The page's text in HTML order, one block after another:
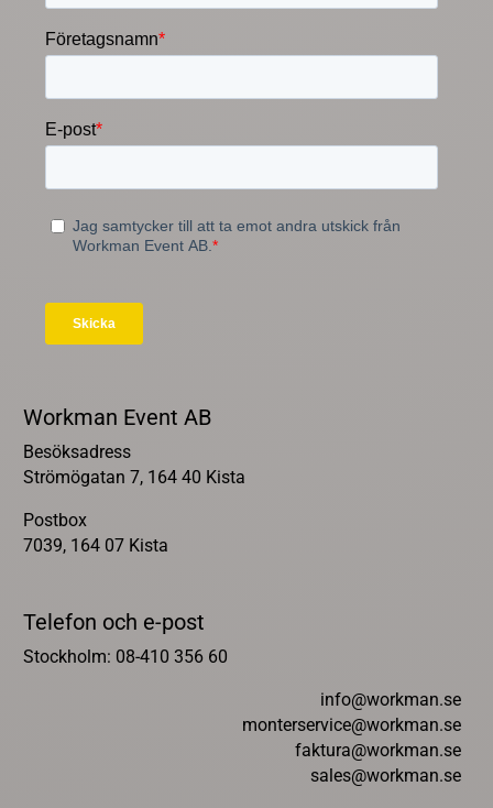
Workman Event AB
Besöksadress
Strömögatan 7, 164 40 Kista
Postbox
7039, 164 07 Kista
Telefon och e-post
Stockholm: 08-410 356 60
info@workman.se
monterservice@workman.se
faktura@workman.se
sales@workman.se